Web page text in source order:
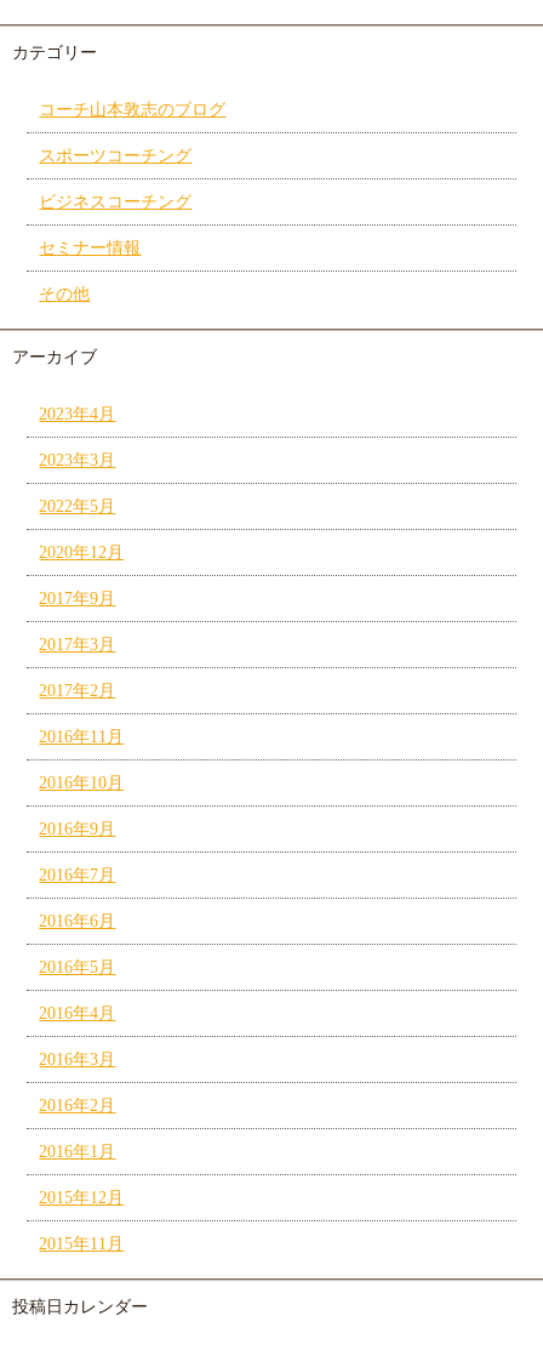
カテゴリー
コーチ山本敦志のブログ
スポーツコーチング
ビジネスコーチング
セミナー情報
その他
アーカイブ
2023年4月
2023年3月
2022年5月
2020年12月
2017年9月
2017年3月
2017年2月
2016年11月
2016年10月
2016年9月
2016年7月
2016年6月
2016年5月
2016年4月
2016年3月
2016年2月
2016年1月
2015年12月
2015年11月
投稿日カレンダー